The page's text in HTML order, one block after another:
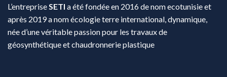
L’entreprise SETI a été fondée en 2016 de nom ecotunisie et
après 2019 a nom écologie terre international, dynamique,
née d’une véritable passion pour les travaux de
géosynthétique et chaudronnerie plastique